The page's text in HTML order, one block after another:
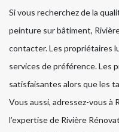
Si vous recherchez de la
peinture sur bâtiment,
contacter. Les propriétaires
services de préférence. Les
satisfaisantes alors que les
Vous aussi, adressez-vous à
l’expertise de Rivière